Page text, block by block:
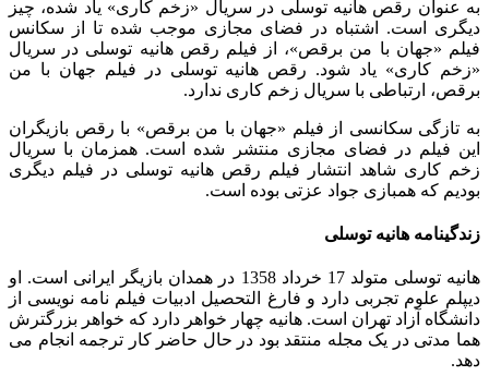
به عنوان رقص هانیه توسلی در سریال «زخم کاری» یاد شده، چیز
دیگری است. اشتباه در فضای مجازی موجب شده تا از سکانس
فیلم «جهان با من برقص»، از فیلم رقص هانیه توسلی در سریال
«زخم کاری» یاد شود. رقص هانیه توسلی در فیلم جهان با من
برقص، ارتباطی با سریال زخم کاری ندارد.
به تازگی سکانسی از فیلم «جهان با من برقص» با رقص بازیگران
این فیلم در فضای مجازی منتشر شده است. همزمان با سریال
زخم کاری شاهد انتشار فیلم رقص هانیه توسلی در فیلم دیگری
بودیم که همبازی جواد عزتی بوده است.
زندگینامه هانیه توسلی
هانیه توسلی متولد 17 خرداد 1358 در همدان بازیگر ایرانی است. او
دیپلم علوم تجربی دارد و فارغ التحصیل ادبیات فیلم نامه نویسی از
دانشگاه آزاد تهران است. هانیه چهار خواهر دارد که خواهر بزرگترش
هما مدتی در یک مجله منتقد بود در حال حاضر کار ترجمه انجام می
دهد.